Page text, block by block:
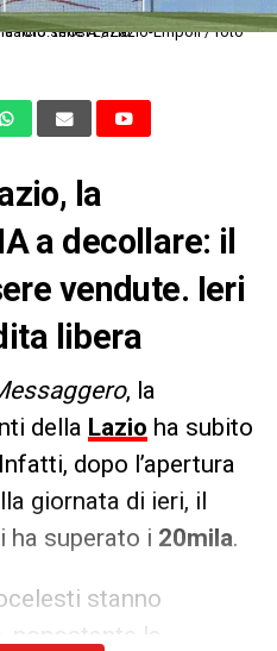
Image Sport nella foto: tifosi Lazio
la
a decollare: il
vendute. Ieri
libera
, la
della Lazio ha subito
dopo l’apertura
giornata di ieri, il
ha superato i 20mila.
stanno
nonostante la